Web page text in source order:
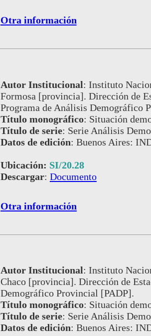
Otra información
Autor Institucional: Instituto
Formosa [provincia]. Dirección de
Programa de Análisis Demográfico
Título monográfico: Situación
Título de serie: Serie Análisis
Datos de edición: Buenos Aires:
Ubicación: SI/20.28
Descargar: Documento
Otra información
Autor Institucional: Instituto
Chaco [provincia]. Dirección de
Demográfico Provincial [PADP].
Título monográfico: Situación
Título de serie: Serie Análisis
Datos de edición: Buenos Aires: